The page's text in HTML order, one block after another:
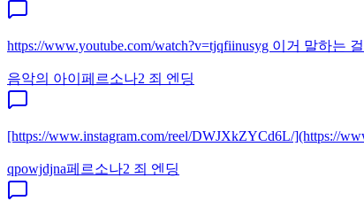
https://www.youtube.com/watch?v=tjqfiinusyg 이거 말하는
음악의 아이 페르소나2 죄 엔딩
[https://www.instagram.com/reel/DWJXkZYCd6L/](https://
qpowjdjna페르소나2 죄 엔딩